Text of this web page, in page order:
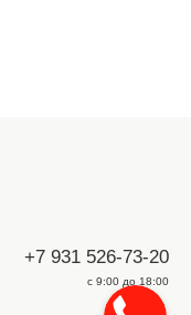
+7 931 526-73-20
с 9:00 до 18:00